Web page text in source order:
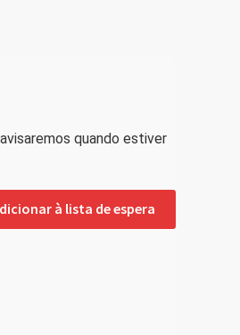
quando estiver